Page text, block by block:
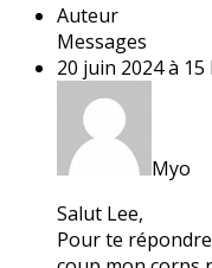
Auteur
Messages
20 juin 2024 à 15
Myo
Salut Lee,
Pour te